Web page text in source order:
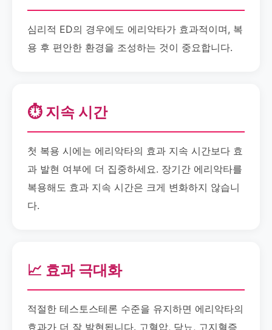
심리적 ED의 경우에도 에리악타가 효과적이며, 복
용 후 편안한 환경을 조성하는 것이 중요합니다.
⏱️ 지속 시간
첫 복용 시에는 에리악타의 효과 지속 시간보다 효
과 발현 여부에 더 집중하세요. 장기간 에리악타를
복용해도 효과 지속 시간은 크게 변화하지 않습니
다.
📈 효과 극대화
적절한 테스토스테론 수준을 유지하면 에리악타의
효과가 더 잘 발현됩니다. 고혈압, 당뇨, 고지혈증